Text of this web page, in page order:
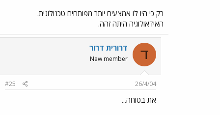
רק כי היו לו אמצעים יותר מפותחים טכנולוגית.
האידאולוגיה היתה זהה.
ד דרורית דרור
New member
26/4/04
#25
את בטוחה...